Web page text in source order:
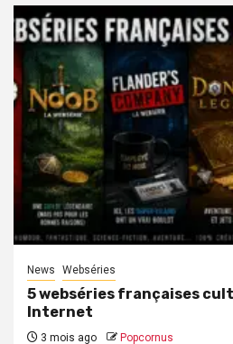
News Webséries
5 webséries françaises
Internet
3 mois ago Popcornus